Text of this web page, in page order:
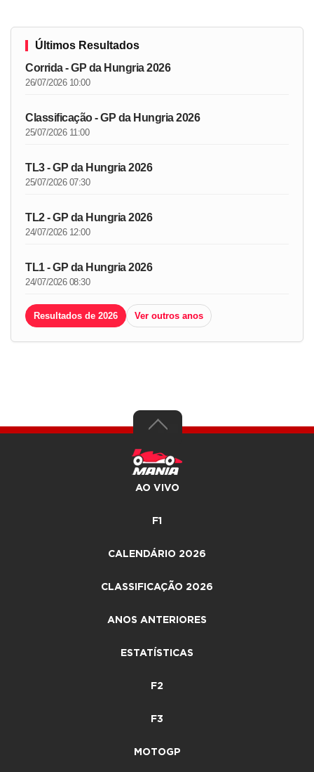
Últimos Resultados
Corrida - GP da Hungria 2026
26/07/2026 10:00
Classificação - GP da Hungria 2026
25/07/2026 11:00
TL3 - GP da Hungria 2026
25/07/2026 07:30
TL2 - GP da Hungria 2026
24/07/2026 12:00
TL1 - GP da Hungria 2026
24/07/2026 08:30
Resultados de 2026 Ver outros anos
AO VIVO
F1
CALENDÁRIO 2026
CLASSIFICAÇÃO 2026
ANOS ANTERIORES
ESTATÍSTICAS
F2
F3
MOTOGP